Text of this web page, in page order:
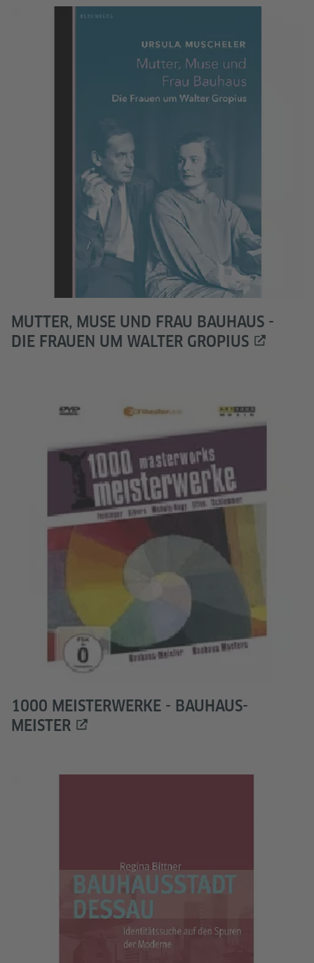
MUTTER, MUSE UND FRAU BAUHAUS -
DIE FRAUEN UM WALTER GROPIUS
1000 MEISTERWERKE - BAUHAUS-
MEISTER